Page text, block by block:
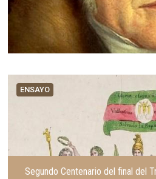
ENSAYO
Segundo Centenario del final del